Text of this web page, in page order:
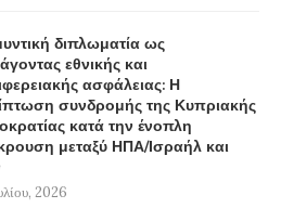
διπλωματία ως
εθνικής και
ασφάλειας: Η
συνδρομής της Κυπριακής
κατά την ένοπλη
μεταξύ ΗΠΑ/Ισραήλ και
2026